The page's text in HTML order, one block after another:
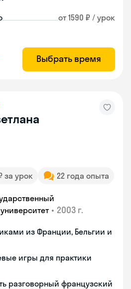
от 1590 ₽ / урок
Выбрать время
за урок 22 года опыта
• 2003 г.
из Франции, Бельгии и
игры для практики
разговорный французский